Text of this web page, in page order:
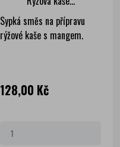
Sypká směs na přípravu
rýžové kaše s mangem.
Cena
128,00 Kč